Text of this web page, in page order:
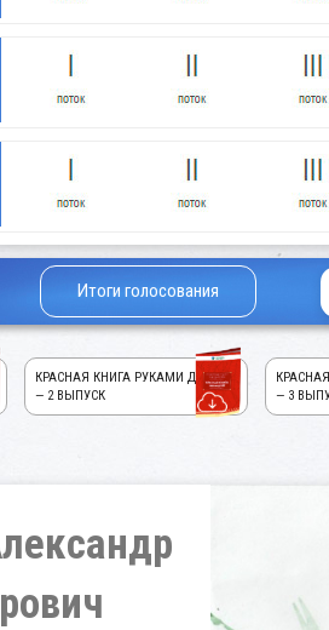
Итоги голосования
КРАСНАЯ КНИГА РУКАМИ ДЕТЕЙ!
— 2 ВЫПУСК
— 3